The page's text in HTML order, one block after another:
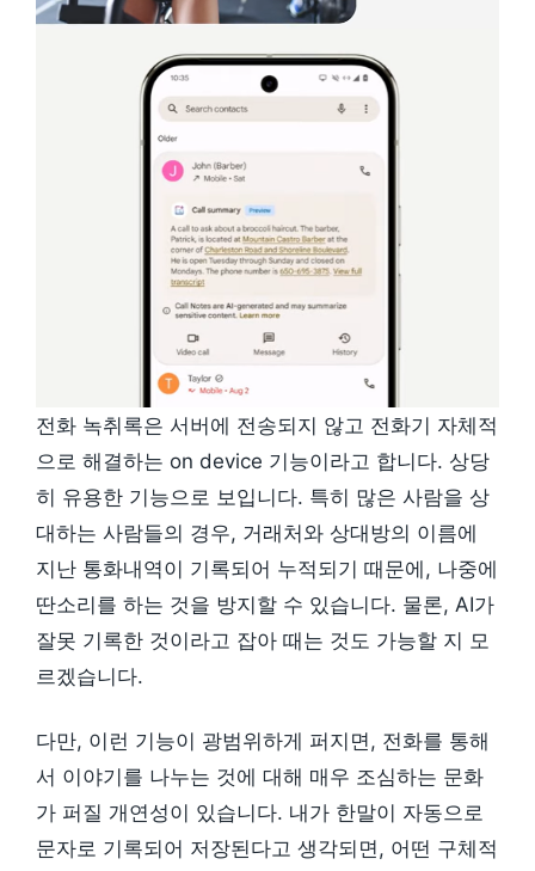
전화 녹취록은 서버에 전송되지 않고 전화기 자체적
으로 해결하는 on device 기능이라고 합니다. 상당
히 유용한 기능으로 보입니다. 특히 많은 사람을 상
대하는 사람들의 경우, 거래처와 상대방의 이름에
지난 통화내역이 기록되어 누적되기 때문에, 나중에
딴소리를 하는 것을 방지할 수 있습니다. 물론, AI가
잘못 기록한 것이라고 잡아 때는 것도 가능할 지 모
르겠습니다.
다만, 이런 기능이 광범위하게 퍼지면, 전화를 통해
서 이야기를 나누는 것에 대해 매우 조심하는 문화
가 퍼질 개연성이 있습니다. 내가 한말이 자동으로
문자로 기록되어 저장된다고 생각되면, 어떤 구체적